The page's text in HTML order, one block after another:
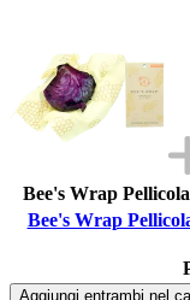
Bee's Wrap
Bee's Wrap
Aggiungi entrambi nel